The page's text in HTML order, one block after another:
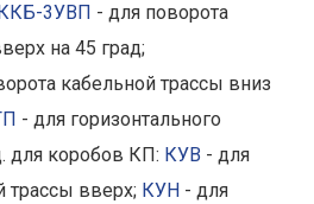
ККБ-3УВП - для поворота
на 45 град;
кабельной трассы вниз
- для горизонтального
для коробов КП: КУВ - для
трассы вверх; КУН - для